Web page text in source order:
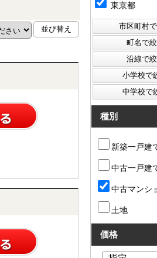
東京都
種別
新築一戸建
中古一戸建
中古マンシ
土地
価格